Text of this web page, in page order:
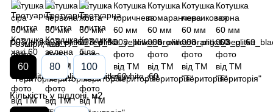
Розміри, мм
60 80 100
Кількість у піддоні, м2